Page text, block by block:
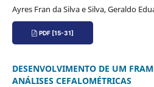
Ayres Fran da Silva e Silva, Geraldo
PDF [15-31]
DESENVOLVIMENTO DE UM
ANÁLISES CEFALOMÉTRICAS